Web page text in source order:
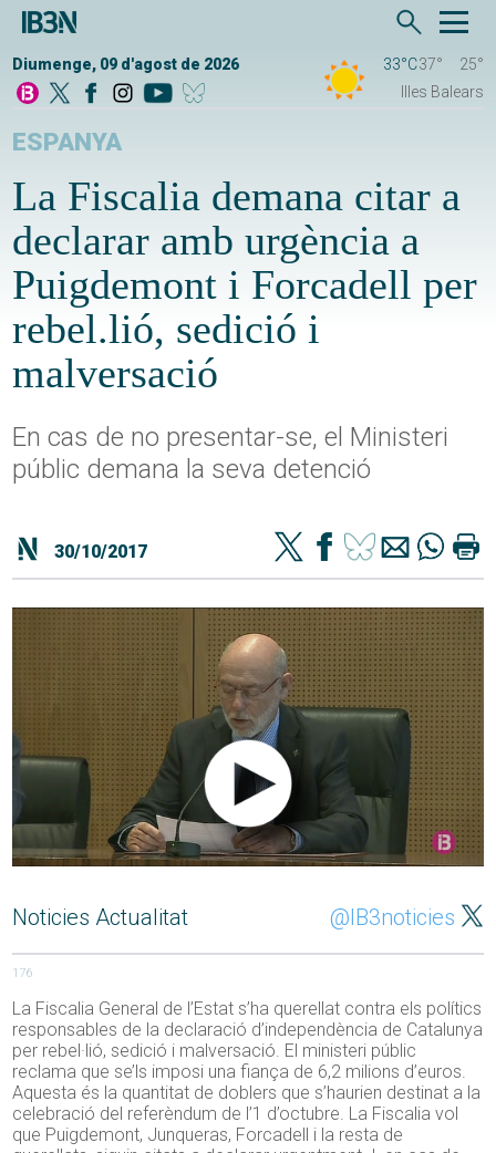
Diumenge, 09 d'agost de 2026 33°C37°
25°
Illes Balears
ESPANYA
La Fiscalia demana citar a
declarar amb urgència a
Puigdemont i Forcadell per
rebel.lió, sedició i
malversació
En cas de no presentar-se, el Ministeri
públic demana la seva detenció
30/10/2017
Noticies Actualitat @IB3noticies
176
La Fiscalia General de l’Estat s’ha querellat contra els polítics
responsables de la declaració d’independència de Catalunya
per rebel·lió, sedició i malversació. El ministeri públic
reclama que se’ls imposi una fiança de 6,2 milions d’euros.
Aquesta és la quantitat de doblers que s’haurien destinat a la
celebració del referèndum de l’1 d’octubre. La Fiscalia vol
que Puigdemont, Junqueras, Forcadell i la resta de